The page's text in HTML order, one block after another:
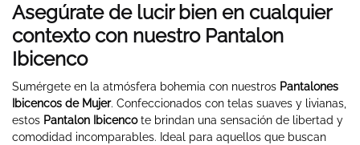
Asegúrate de lucir bien en cualquier
contexto con nuestro Pantalon
Ibicenco
Sumérgete en la atmósfera bohemia con nuestros Pantalones
Ibicencos de Mujer. Confeccionados con telas suaves y livianas,
estos Pantalon Ibicencote brindan una sensación de libertad y
comodidad incomparables. Ideal para aquellos que buscan